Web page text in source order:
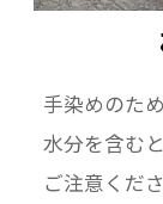
手染めのた
水分を含む
ご注意くだ